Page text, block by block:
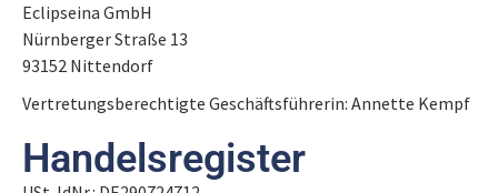
Eclipseina GmbH
Nürnberger Straße 13
93152 Nittendorf
Vertretungsberechtigte Geschäftsführerin: Annette Kempf
Handelsregister